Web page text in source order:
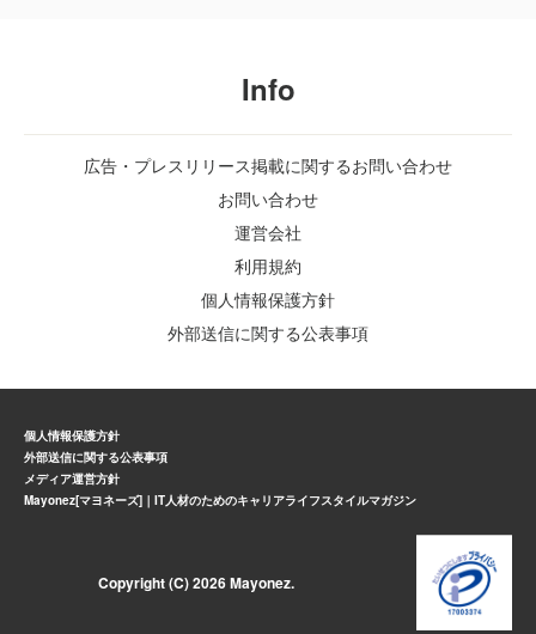
Info
広告・プレスリリース掲載に関するお問い合わせ
お問い合わせ
運営会社
利用規約
個人情報保護方針
外部送信に関する公表事項
個人情報保護方針
外部送信に関する公表事項
メディア運営方針
Mayonez[マヨネーズ]｜IT人材のためのキャリアライフスタイルマガジン
Copyright (C) 2026 Mayonez.